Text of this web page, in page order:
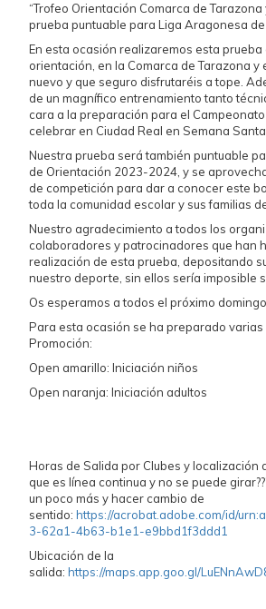
“Trofeo Orientación Comarca de Tarazona
prueba puntuable para Liga Aragonesa
En esta ocasión realizaremos esta
orientación, en la Comarca de Tarazona y
nuevo y que seguro disfrutaréis a tope.
de un magnífico entrenamiento tanto
cara a la preparación para el
celebrar en Ciudad Real en Semana Santa.
Nuestra prueba será también puntuable
de Orientación 2023-2024, y se
de competición para dar a conocer este
toda la comunidad escolar y sus familias
Nuestro agradecimiento a todos los
colaboradores y patrocinadores que han
realización de esta prueba, depositando
nuestro deporte, sin ellos sería imposible
Os esperamos a todos el próximo
Para esta ocasión se ha preparado
Promoción:
Open amarillo: Iniciación niños
Open naranja: Iniciación adultos
Horas de Salida por Clubes y localización
que es línea continua y no se puede
un poco más y hacer cambio de
sentido: https://acrobat.adobe.com/id/
3-62a1-4b63-b1e1-e9bbd1f3ddd1
Ubicación de la
salida: https://maps.app.goo.gl/